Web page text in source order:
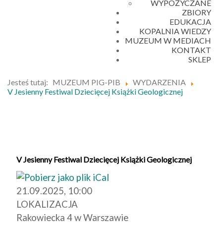
WYPOŻYCZANE
ZBIORY
EDUKACJA
KOPALNIA WIEDZY
MUZEUM W MEDIACH
KONTAKT
SKLEP
Jesteś tutaj: MUZEUM PIG-PIB
WYDARZENIA
V Jesienny Festiwal Dziecięcej Książki Geologicznej
V Jesienny Festiwal Dziecięcej Książki Geologicznej
21.09.2025, 10:00
LOKALIZACJA
Rakowiecka 4 w Warszawie